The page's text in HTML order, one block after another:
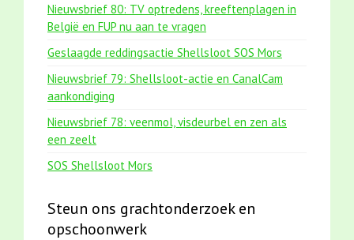
Nieuwsbrief 80: TV optredens, kreeftenplagen in
België en FUP nu aan te vragen
Geslaagde reddingsactie Shellsloot SOS Mors
Nieuwsbrief 79: Shellsloot-actie en CanalCam
aankondiging
Nieuwsbrief 78: veenmol, visdeurbel en zen als
een zeelt
SOS Shellsloot Mors
Steun ons grachtonderzoek en
opschoonwerk